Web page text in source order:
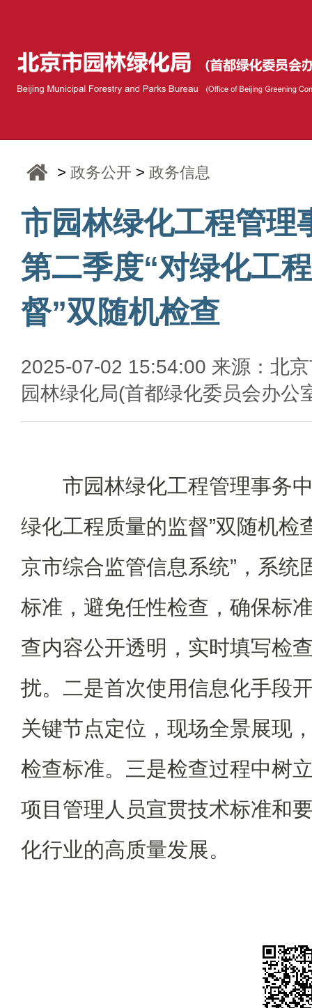
>政务公开 >政务信息
市园林绿化工程管理
第二季度“对绿化工
督”双随机检查
2025-07-02 15:54:00 来源：北
园林绿化局(首都绿化委员会办公
市园林绿化工程管理事务
绿化工程质量的监督”双随机检
京市综合监管信息系统”，系统
标准，避免任性检查，确保标
查内容公开透明，实时填写检
扰。二是首次使用信息化手段
关键节点定位，现场全景展现
检查标准。三是检查过程中树
项目管理人员宣贯技术标准和
化行业的高质量发展